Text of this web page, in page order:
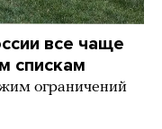
все чаще
спискам
ограничений